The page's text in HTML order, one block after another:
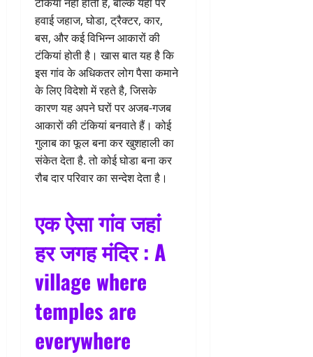
हवाई जहाज, घोडा, ट्रैक्टर, कार,
बस, और कई विभिन्न आकारों की
टंकियां होती है। खास बात यह है कि
इस गांव के अधिकतर लोग पैसा कमाने
के लिए विदेशो में रहते है, जिसके
कारण यह अपने घरों पर अजब-गजब
आकाराें की टंकियां बनवाते हैं। कोई
गुलाब का फूल बना कर खुशहाली का
संकेत देता है. तो कोई घोडा बना कर
रौब दार परिवार का सन्देश देता है।
एक ऐसा गांव जहां
हर जगह मंदिर : A
village where
temples are
everywhere